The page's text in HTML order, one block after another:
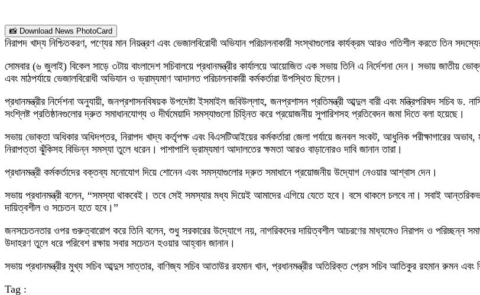
📸 Download News PhotoCard
নিরাপদ খাদ্য নিশ্চিতকরণ, পণ্যের মান নিয়ন্ত্রণ এবং ভেজালবিরোধী অভিযান পরিচালনাকারী সংস্থাগুলোর কার্যক্রম আরও গতিশীল করতে তিন
সোমবার (৬ জুলাই) বিকেল সাড়ে ৩টায় বাংলাদেশ সচিবালয়ে প্রধানমন্ত্রীর কার্যালয়ে আয়োজিত এক সভায় তিনি এ নির্দেশনা দেন। সভায় জাতীয়
এবং মাঠপর্যায়ে ভেজালবিরোধী অভিযান ও ভ্রাম্যমাণ আদালত পরিচালনাকারী কর্মকর্তারা উপস্থিত ছিলেন।
প্রধানমন্ত্রীর নির্দেশনা অনুযায়ী, জনপ্রশাসনবিষয়ক উপদেষ্টা ইসমাইল জবিউল্লাহ, জনপ্রশাসন প্রতিমন্ত্রী আব্দুল বারী এবং মন্ত্রিপরিষদ সচিব
সংশ্লিষ্ট প্রতিষ্ঠানগুলোর দ্রুত সমাধানযোগ্য ও দীর্ঘমেয়াদি সমস্যাগুলো চিহ্নিত করে প্রয়োজনীয় সুপারিশসহ প্রতিবেদন জমা দিতে বলা হয়েছে।
সভায় ভোক্তা অধিকার অধিদপ্তর, নিরাপদ খাদ্য কর্তৃপক্ষ এবং বিএসটিআইয়ের কর্মকর্তারা জেলা পর্যায়ে জনবল সংকট, আধুনিক পরীক্ষাগারের অভাব,
নিরাপত্তা ঝুঁকিসহ বিভিন্ন সমস্যা তুলে ধরেন। পাশাপাশি ভ্রাম্যমাণ আদালতের ক্ষমতা আরও বাড়ানোরও দাবি জানান তারা।
প্রধানমন্ত্রী কর্মকর্তাদের বক্তব্য মনোযোগ দিয়ে শোনেন এবং সমস্যাগুলোর দ্রুত সমাধানে প্রয়োজনীয় উদ্যোগ নেওয়ার আশ্বাস দেন।
সভায় প্রধানমন্ত্রী বলেন, “সমস্যা থাকবেই। তবে সেই সমস্যার মধ্য দিয়েই আমাদের এগিয়ে যেতে হবে। বসে থাকলে চলবে না। সবাই
দায়িত্বশীল ও সচেতন হতে হবে।”
জনসচেতনতার ওপর গুরুত্বারোপ করে তিনি বলেন, শুধু সরকারের উদ্যোগে নয়, নাগরিকদের দায়িত্বশীল আচরণের মাধ্যমেও নিরাপদ ও পরিচ্ছন্ন
উদাহরণ তুলে ধরে পরিবেশ রক্ষায় সবার সচেতন হওয়ার আহ্বান জানান।
সভায় প্রধানমন্ত্রীর মুখ্য সচিব আব্দুস সাত্তার, বাণিজ্য সচিব আতাউর রহমান খান, প্রধানমন্ত্রীর অতিরিক্ত প্রেস সচিব আতিকুর রহমান রুমন এবং
Tag :